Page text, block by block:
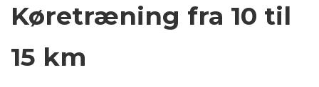
Køretræning fra 10 til
15 km